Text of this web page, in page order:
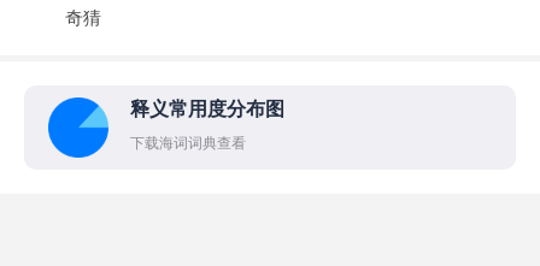
奇猜
释义常用度分布图
下载海词词典查看